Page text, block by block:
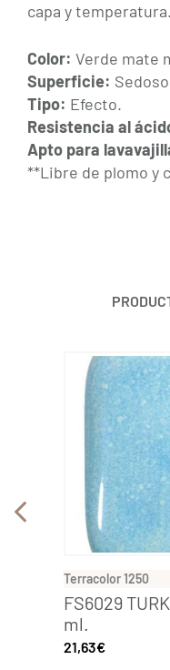
capa y temperatura.
Color: Verde mate
Superficie:
Tipo: Efecto.
Resistencia al
Apto para
**Libre de plomo y
Terracolor 1250
FS6029
ml.
21,63€